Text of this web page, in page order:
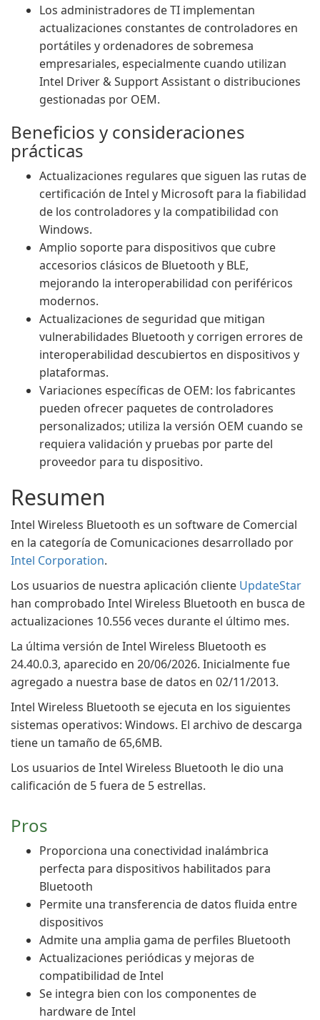
Los administradores de TI implementan
actualizaciones constantes de controladores en
portátiles y ordenadores de sobremesa
empresariales, especialmente cuando utilizan
Intel Driver & Support Assistant o distribuciones
gestionadas por OEM.
Beneficios y consideraciones
prácticas
Actualizaciones regulares que siguen las rutas de
certificación de Intel y Microsoft para la fiabilidad
de los controladores y la compatibilidad con
Windows.
Amplio soporte para dispositivos que cubre
accesorios clásicos de Bluetooth y BLE,
mejorando la interoperabilidad con periféricos
modernos.
Actualizaciones de seguridad que mitigan
vulnerabilidades Bluetooth y corrigen errores de
interoperabilidad descubiertos en dispositivos y
plataformas.
Variaciones específicas de OEM: los fabricantes
pueden ofrecer paquetes de controladores
personalizados; utiliza la versión OEM cuando se
requiera validación y pruebas por parte del
proveedor para tu dispositivo.
Resumen
Intel Wireless Bluetooth es un software de Comercial
en la categoría de Comunicaciones desarrollado por
Intel Corporation.
Los usuarios de nuestra aplicación cliente UpdateStar
han comprobado Intel Wireless Bluetooth en busca de
actualizaciones 10.556 veces durante el último mes.
La última versión de Intel Wireless Bluetooth es
24.40.0.3, aparecido en 20/06/2026. Inicialmente fue
agregado a nuestra base de datos en 02/11/2013.
Intel Wireless Bluetooth se ejecuta en los siguientes
sistemas operativos: Windows. El archivo de descarga
tiene un tamaño de 65,6MB.
Los usuarios de Intel Wireless Bluetooth le dio una
calificación de 5 fuera de 5 estrellas.
Pros
Proporciona una conectividad inalámbrica
perfecta para dispositivos habilitados para
Bluetooth
Permite una transferencia de datos fluida entre
dispositivos
Admite una amplia gama de perfiles Bluetooth
Actualizaciones periódicas y mejoras de
compatibilidad de Intel
Se integra bien con los componentes de
hardware de Intel